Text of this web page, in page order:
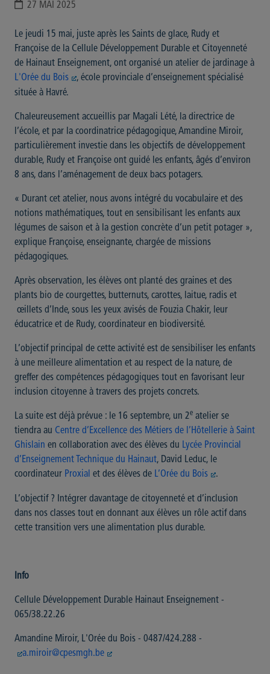
27 MAI 2025
Le jeudi 15 mai, juste après les Saints de glace, Rudy et
Françoise de la Cellule Développement Durable et Citoyenneté
de Hainaut Enseignement, ont organisé un atelier de jardinage à
L'Orée du Bois
, école provinciale d’enseignement spécialisé
située à Havré.
Chaleureusement accueillis par Magali Lété, la directrice de
l’école, et par la coordinatrice pédagogique, Amandine Miroir,
particulièrement investie dans les objectifs de développement
durable, Rudy et Françoise ont guidé les enfants, âgés d’environ
8 ans, dans l’aménagement de deux bacs potagers.
« Durant cet atelier, nous avons intégré du vocabulaire et des
notions mathématiques, tout en sensibilisant les enfants aux
légumes de saison et à la gestion concrète d’un petit potager »,
explique Françoise, enseignante, chargée de missions
pédagogiques.
Après observation, les élèves ont planté des graines et des
plants bio de courgettes, butternuts, carottes, laitue, radis et
œillets d’Inde, sous les yeux avisés de Fouzia Chakir, leur
éducatrice et de Rudy, coordinateur en biodiversité.
L’objectif principal de cette activité est de sensibiliser les enfants
à une meilleure alimentation et au respect de la nature, de
greffer des compétences pédagogiques tout en favorisant leur
inclusion citoyenne à travers des projets concrets.
La suite est déjà prévue : le 16 septembre, un 2e atelier se
tiendra au Centre d’Excellence des Métiers de l’Hôtellerie à Saint
Ghislain en collaboration avec des élèves du Lycée Provincial
d’Enseignement Technique du Hainaut, David Leduc, le
coordinateur Proxial et des élèves de L’Orée du Bois .
L’objectif ? Intégrer davantage de citoyenneté et d’inclusion
dans nos classes tout en donnant aux élèves un rôle actif dans
cette transition vers une alimentation plus durable.
Info
Cellule Développement Durable Hainaut Enseignement -
065/38.22.26
Amandine Miroir, L'Orée du Bois - 0487/424.288 -
a.miroir@cpesmgh.be